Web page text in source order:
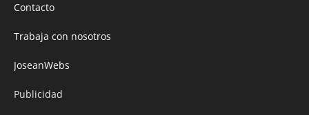
Contacto
Trabaja con nosotros
JoseanWebs
Publicidad